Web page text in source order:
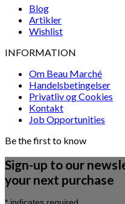
Blog
Artikler
Wishlist
INFORMATION
Om Beau Marché
Handelsbetingelser
Privatliv og Cookies
Kontakt
Job Opportunities
Be the first to know
Sign-up to our
your next purchase